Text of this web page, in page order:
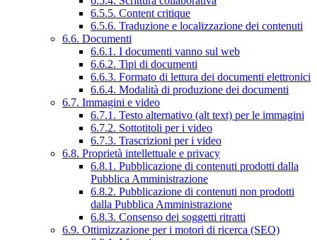
6.5.5. Content critique
6.5.6. Traduzione e localizzazione dei contenuti
6.6. Documenti
6.6.1. I documenti vanno sul web
6.6.2. Tipi di documenti
6.6.3. Formato di lettura dei documenti elettronici
6.6.4. Modalità di produzione dei documenti
6.7. Immagini e video
6.7.1. Testo alternativo (alt text) per le immagini
6.7.2. Sottotitoli per i video
6.7.3. Trascrizioni per i video
6.8. Proprietà intellettuale e privacy
6.8.1. Pubblicazione di contenuti prodotti dalla
Pubblica Amministrazione
6.8.2. Pubblicazione di contenuti non prodotti
dalla Pubblica Amministrazione
6.8.3. Consenso dei soggetti ritratti
6.9. Ottimizzazione per i motori di ricerca (SEO)